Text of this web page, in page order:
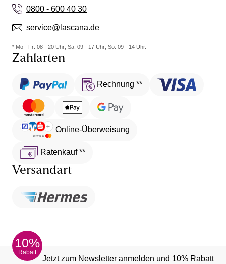
0800 - 600 40 30
service@lascana.de
* Mo - Fr: 08 - 20 Uhr; Sa: 09 - 17 Uhr; So: 09 - 14 Uhr.
Zahlarten
Rechnung **
Online-Überweisung
Ratenkauf **
Versandart
10%
Rabatt
Jetzt zum Newsletter anmelden und 10% Rabatt